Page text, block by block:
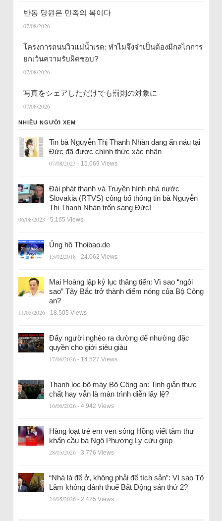
반동 당원은 민족의 복이다
07/08/2026
โครงการถนนวิวแม่น้ำเรด: ทำไมจึงจำเป็นต้องมีกลไกการ
ยกเว้นความรับผิดชอบ?
07/08/2026
写真をシェアしただけでも罰則の対象に
07/08/2026
NHIỀU NGƯỜI XEM
Tin bà Nguyễn Thị Thanh Nhàn đang ẩn náu tại
Đức đã được chính thức xác nhận
07/08/2023 - 15.069 Views
Đài phát thanh và Truyền hình nhà nước
Slovakia (RTVS) công bố thông tin bà Nguyễn
Thị Thanh Nhàn trốn sang Đức!
06/08/2023 - 5.165 Views
Ủng hộ Thoibao.de
15/02/2018 - 24.062 Views
Mai Hoàng lập kỷ lục thăng tiến: Vì sao “ngôi
sao” Tây Bắc trở thành điểm nóng của Bộ Công
an?
11/05/2026 - 18.505 Views
Đẩy người nghèo ra đường để nhường đặc
quyền cho giới siêu giàu
17/06/2026 - 14.527 Views
Thanh lọc bộ máy Bộ Công an: Tinh giản thực
chất hay vẫn là màn trình diễn lấy lệ?
16/06/2026 - 4.942 Views
Hàng loạt trẻ em ven sông Hồng viết tâm thư
khẩn cầu bà Ngô Phương Ly cứu giúp
28/05/2026 - 3.776 Views
“Nhà là để ở, không phải để tích sản”: Vì sao Tô
Lâm không đánh thuế Bất Động sản thứ 2?
24/05/2026 - 2.425 Views